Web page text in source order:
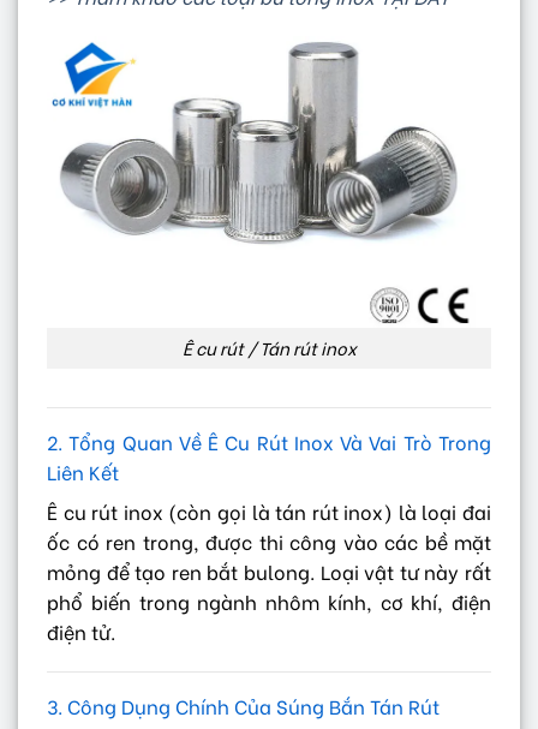
Ê cu rút / Tán rút inox
2. Tổng Quan Về Ê Cu Rút Inox Và Vai Trò Trong
Liên Kết
Ê cu rút inox (còn gọi là tán rút inox) là loại đai
ốc có ren trong, được thi công vào các bề mặt
mỏng để tạo ren bắt bulong. Loại vật tư này rất
phổ biến trong ngành nhôm kính, cơ khí, điện
điện tử.
3. Công Dụng Chính Của Súng Bắn Tán Rút